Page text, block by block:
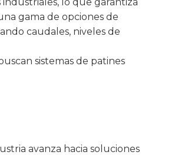
gama de opciones de
caudales, niveles de
sistemas de patines
avanza hacia soluciones